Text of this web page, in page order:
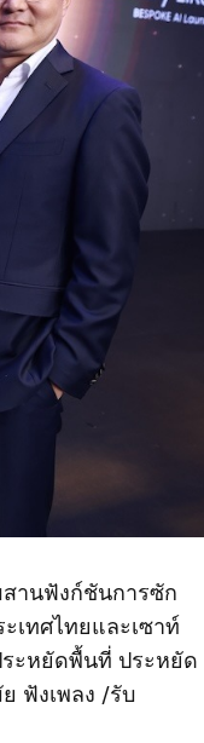
สานฟังก์ชันการซัก
เทศไทยและเซาท์
ะหยัดพื้นที่ ประหยัด
ฟังเพลง /รับ